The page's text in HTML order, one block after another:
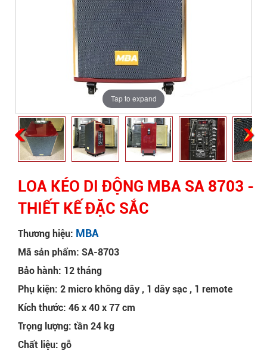
Tap to expand
LOA KÉO DI ĐỘNG MBA SA 8703 -
THIẾT KẾ ĐẶC SẮC
Thương hiệu: MBA
Mã sản phẩm: SA-8703
Bảo hành: 12 tháng
Phụ kiện: 2 micro không dây , 1 dây sạc , 1 remote
Kích thước: 46 x 40 x 77 cm
Trọng lượng: tần 24 kg
Chất liệu: gỗ